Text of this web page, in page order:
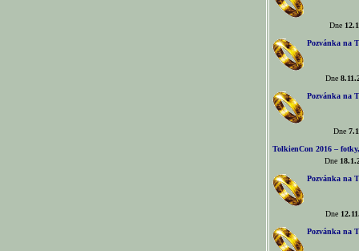
Dne
Pozvánka na
Dne
Pozvánka na
Dne
TolkienCon 2016 –
Dne
Pozvánka na
Dne
Pozvánka na